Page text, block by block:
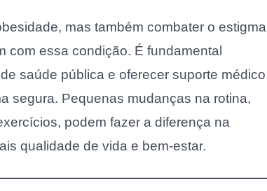
mas também combater o estigma
com essa condição. É fundamental
saúde pública e oferecer suporte médico
segura. Pequenas mudanças na rotina,
podem fazer a diferença na
qualidade de vida e bem-estar.